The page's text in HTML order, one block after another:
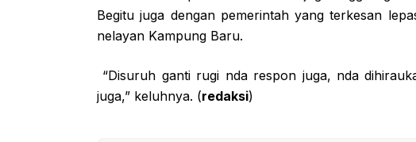
Begitu juga dengan pemerintah yang terkesan
nelayan Kampung Baru.
“Disuruh ganti rugi nda respon juga, nda
juga,” keluhnya. (redaksi)